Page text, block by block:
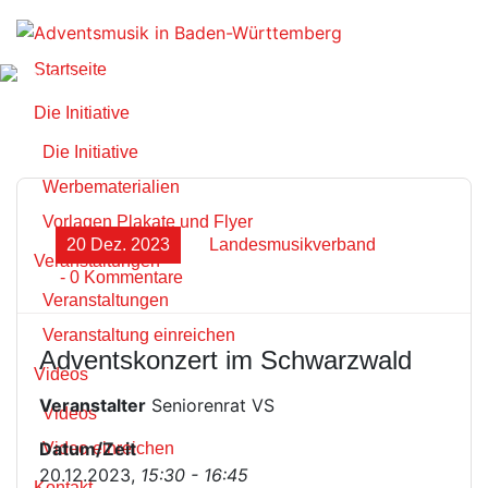
Inhalt
springenStartseite
Die Initiative
Die Initiative
Werbematerialien
Vorlagen Plakate und Flyer
Veranstaltungen
Veranstaltungen
Veranstaltung einreichen
Videos
Videos
Video einreichen
20 Dez. 2023
Landesmusikverband
- 0 Kommentare
Adventskonzert im Schwarzwald
Veranstalter Seniorenrat VS
Datum/Zeit
20.12.2023, 15:30 - 16:45